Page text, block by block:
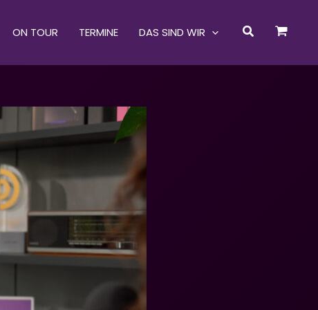
ON TOUR TERMINE DAS SIND WIR Suchen